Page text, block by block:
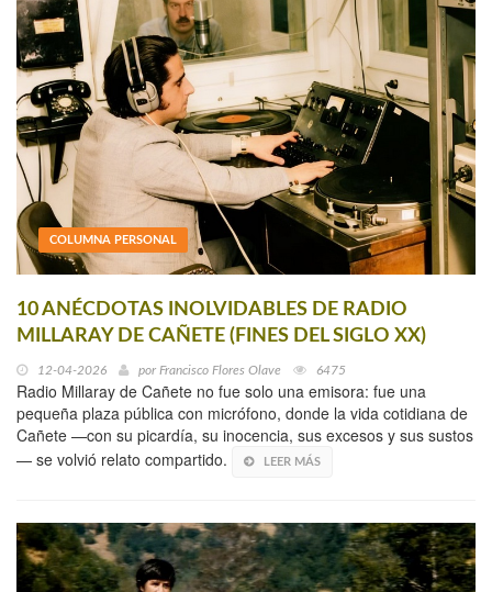
COLUMNA PERSONAL
10 ANÉCDOTAS INOLVIDABLES DE RADIO
MILLARAY DE CAÑETE (FINES DEL SIGLO XX)
12-04-2026 por Francisco Flores Olave 6475
Radio Millaray de Cañete no fue solo una emisora: fue una
pequeña plaza pública con micrófono, donde la vida cotidiana de
Cañete —con su picardía, su inocencia, sus excesos y sus sustos
— se volvió relato compartido.
LEER MÁS